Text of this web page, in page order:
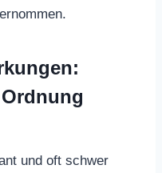
und oft schwer